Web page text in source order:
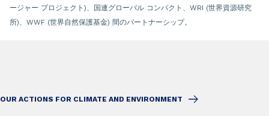
ージャー プロジェクト)、国連グローバル コンパクト、WRI (世界資源研究
所)、WWF (世界自然保護基金) 間のパートナーシップ。
OUR ACTIONS FOR CLIMATE AND ENVIRONMENT